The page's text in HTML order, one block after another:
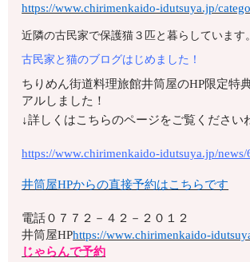
https://www.chirimenkaido-idutsuya.jp/
近隣の古民家で保護猫３匹と暮らしています
古民家と猫のブログはじめました！
ちりめん街道料理旅館井筒屋のHP限定特
アルしました！
↓詳しくはこちらのページをご覧ください
https://www.chirimenkaido-idutsuya.jp/news/
井筒屋HPからの直接予約はこちらです
電話０７７２－４２－２０１２
井筒屋HPhttps://www.chirimenkaido-
じゃらんで予約